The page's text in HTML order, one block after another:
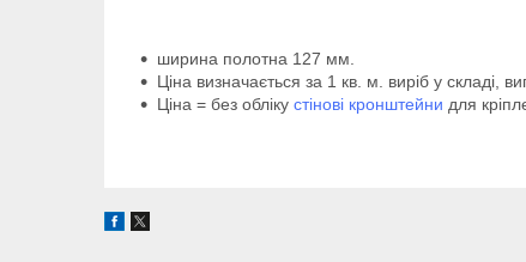
ширина полотна 127 мм.
Ціна визначається за 1 кв. м. виріб у складі,
Ціна = без обліку стінові кронштейни для